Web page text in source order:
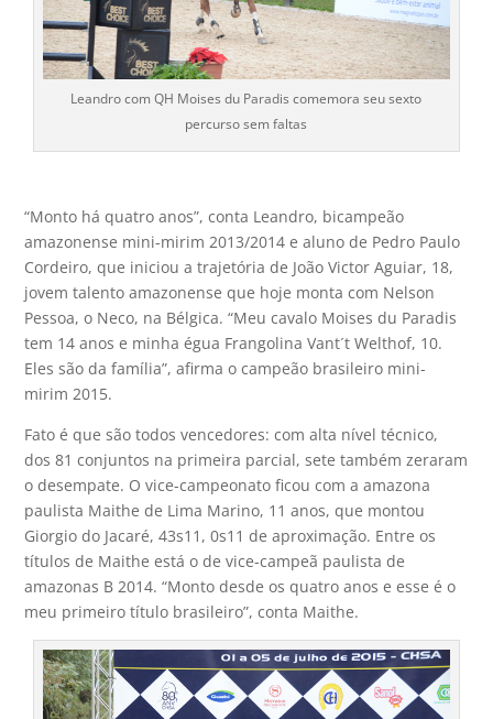
Leandro com QH Moises du Paradis comemora seu sexto
percurso sem faltas
“Monto há quatro anos”, conta Leandro, bicampeão
amazonense mini-mirim 2013/2014 e aluno de Pedro Paulo
Cordeiro, que iniciou a trajetória de João Victor Aguiar, 18,
jovem talento amazonense que hoje monta com Nelson
Pessoa, o Neco, na Bélgica. “Meu cavalo Moises du Paradis
tem 14 anos e minha égua Frangolina Vant´t Welthof, 10.
Eles são da família”, afirma o campeão brasileiro mini-
mirim 2015.
Fato é que são todos vencedores: com alta nível técnico,
dos 81 conjuntos na primeira parcial, sete também zeraram
o desempate. O vice-campeonato ficou com a amazona
paulista Maithe de Lima Marino, 11 anos, que montou
Giorgio do Jacaré, 43s11, 0s11 de aproximação. Entre os
títulos de Maithe está o de vice-campeã paulista de
amazonas B 2014. “Monto desde os quatro anos e esse é o
meu primeiro título brasileiro”, conta Maithe.